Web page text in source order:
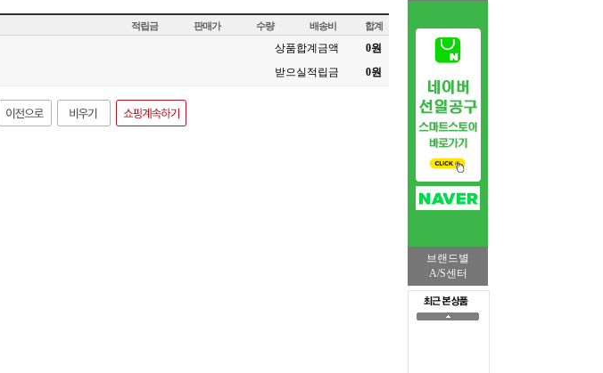
적립금 판매가 수량 배송비 합계
상품합계금액 0원
받으실적립금
0원
브랜드별
A/S센터